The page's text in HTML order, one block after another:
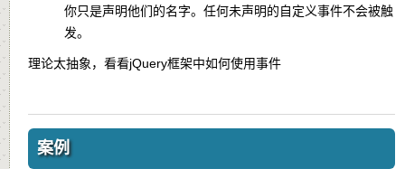
你只是声明他们的名字。任何未声明的自定义事件不会被触
发。
理论太抽象，看看jQuery框架中如何使用事件
案例